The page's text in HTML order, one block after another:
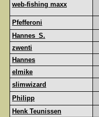
web-fishing maxx
Pfefferoni
Hannes_S.
zwenti
Hannes
elmike
slimwizard
Philipp
Henk Teunissen